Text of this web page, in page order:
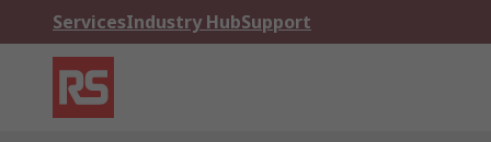
ServicesIndustry HubSupport